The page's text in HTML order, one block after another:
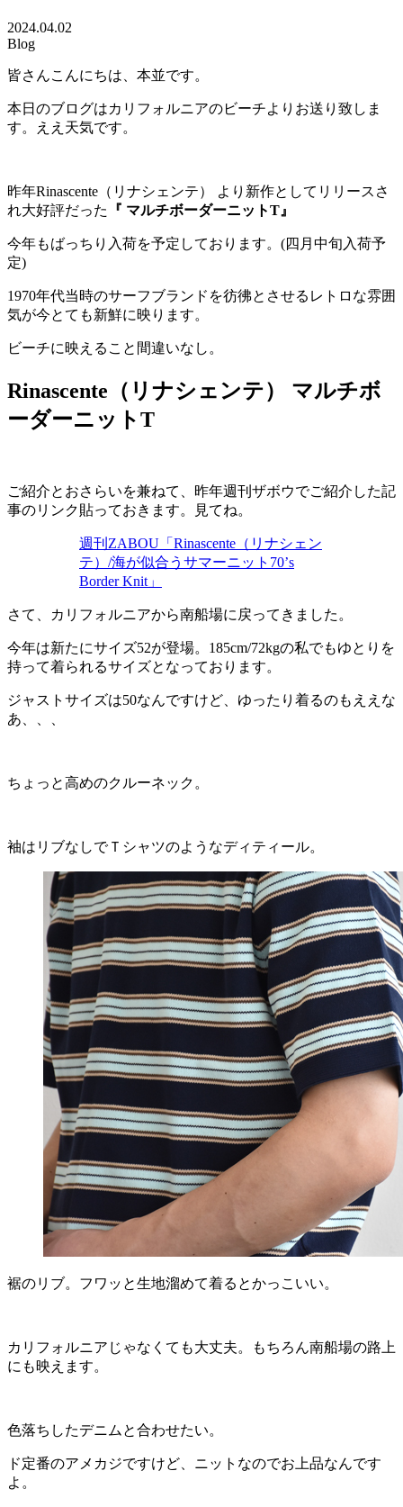
2024.04.02
Blog
皆さんこんにちは、本並です。
本日のブログはカリフォルニアのビーチよりお送り致しま
す。ええ天気です。
昨年Rinascente（リナシェンテ） より新作としてリリースさ
れ大好評だった
『 マルチボーダーニットT』
今年もばっちり入荷を予定しております。(四月中旬入荷予
定)
1970年代当時のサーフブランドを彷彿とさせるレトロな雰囲
気が今とても新鮮に映ります。
ビーチに映えること間違いなし。
Rinascente（リナシェンテ） マルチボ
ーダーニットT
ご紹介とおさらいを兼ねて、昨年週刊ザボウでご紹介した記
事のリンク貼っておきます。見てね。
週刊ZABOU「Rinascente（リナシェン
テ）/海が似合うサマーニット70’s
Border Knit」
さて、カリフォルニアから南船場に戻ってきました。
今年は新たにサイズ52が登場。185cm/72kgの私でもゆとりを
持って着られるサイズとなっております。
ジャストサイズは50なんですけど、ゆったり着るのもええな
あ、、、
ちょっと高めのクルーネック。
袖はリブなしでＴシャツのようなディティール。
裾のリブ。フワッと生地溜めて着るとかっこいい。
カリフォルニアじゃなくても大丈夫。もちろん南船場の路上
にも映えます。
色落ちしたデニムと合わせたい。
ド定番のアメカジですけど、ニットなのでお上品なんです
よ。